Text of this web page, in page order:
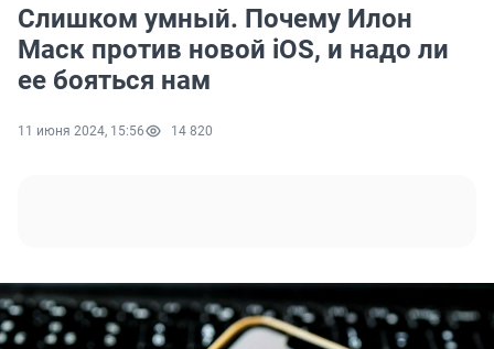
Слишком умный. Почему Илон
Маск против новой iOS, и надо ли
ее бояться нам
11 июня 2024, 15:56 14 820